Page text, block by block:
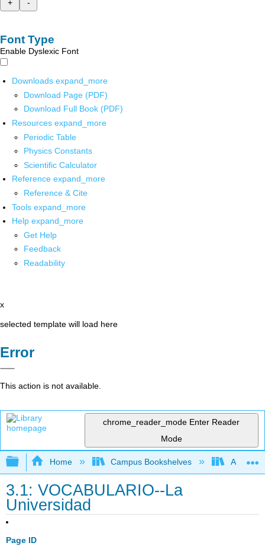
+
-
Font Type
Enable Dyslexic Font
Downloads expand_more
Download Page (PDF)
Download Full Book (PDF)
Resources expand_more
Periodic Table
Physics Constants
Scientific Calculator
Reference expand_more
Reference & Cite
Tools expand_more
Help expand_more
Get Help
Feedback
Readability
x
selected template will load here
Error
This action is not available.
chrome_reader_mode Enter Reader
Mode
Expand/collapse global hierarchy
Home Campus Bookshelves Aurora
3.1: VOCABULARIO--La
Universidad
Page ID